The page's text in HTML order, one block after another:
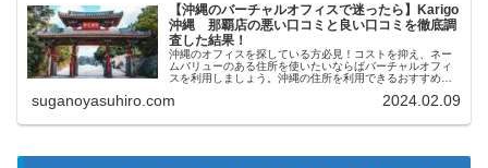
【沖縄のバーチャルオフィスで迷ったら】Karigo
沖縄 那覇店の悪い口コミと良い口コミを徹底調
査した結果！
沖縄のオフィスを探している方必見！コストを抑え、ネー
ムバリューのある住所を使いたいならばバーチャルオフィ
スを利用しましょう。沖縄の住所を利用できるおすすめの
suganoyasuhiro.com 2024.02.09